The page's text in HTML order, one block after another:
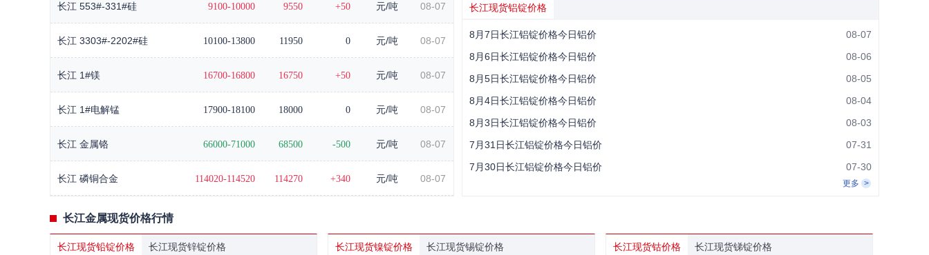
长江 553#-331#硅 9100-10000 9550 +50 元/吨 08-07
长江 3303#-2202#硅 10100-13800 11950 0 元/吨 08-07
长江 1#镁 16700-16800 16750 +50 元/吨 08-07
长江 1#电解锰 17900-18100 18000 0 元/吨 08-07
长江 金属铬 66000-71000 68500 -500 元/吨 08-07
长江 磷铜合金 114020-114520 114270 +340 元/吨 08-07
长江现货铝锭价格
8月7日长江铝锭价格今日铝价
08-07
8月6日长江铝锭价格今日铝价
08-06
8月5日长江铝锭价格今日铝价
08-05
8月4日长江铝锭价格今日铝价
08-04
8月3日长江铝锭价格今日铝价
08-03
7月31日长江铝锭价格今日铝价
07-31
7月30日长江铝锭价格今日铝价
07-30
更多
长江金属现货价格行情
长江现货铅锭价格 长江现货锌锭价格 长江现货镍锭价格 长江现货锡锭价格 长江现货钴价格 长江现货锑锭价格